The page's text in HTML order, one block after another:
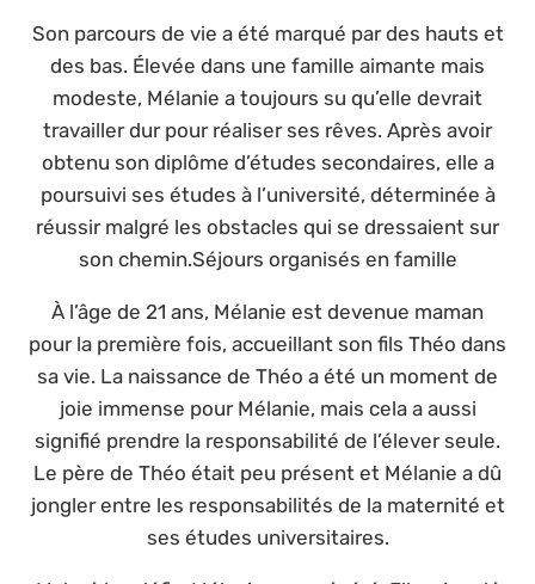
Son parcours de vie a été marqué par des hauts et
des bas. Élevée dans une famille aimante mais
modeste, Mélanie a toujours su qu’elle devrait
travailler dur pour réaliser ses rêves. Après avoir
obtenu son diplôme d’études secondaires, elle a
poursuivi ses études à l’université, déterminée à
réussir malgré les obstacles qui se dressaient sur
son chemin.Séjours organisés en famille
À l’âge de 21 ans, Mélanie est devenue maman
pour la première fois, accueillant son fils Théo dans
sa vie. La naissance de Théo a été un moment de
joie immense pour Mélanie, mais cela a aussi
signifié prendre la responsabilité de l’élever seule.
Le père de Théo était peu présent et Mélanie a dû
jongler entre les responsabilités de la maternité et
ses études universitaires.